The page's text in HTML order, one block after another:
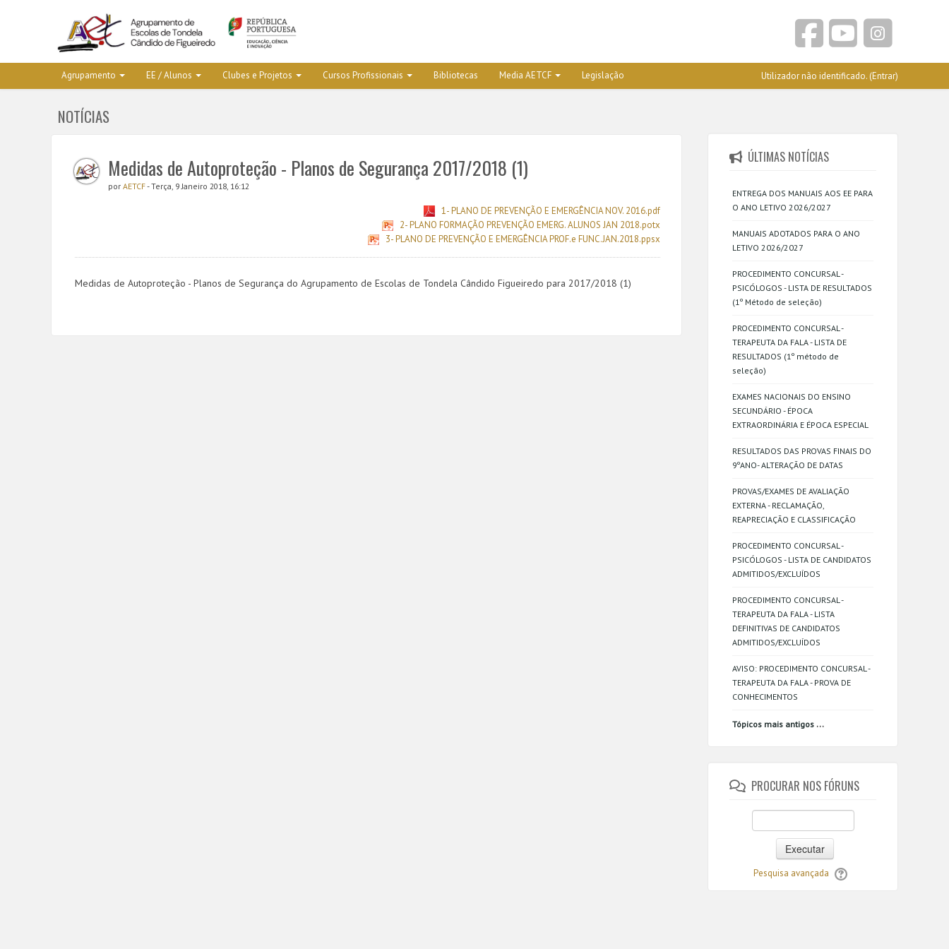
Agrupamento EE / Alunos Clubes e Projetos Cursos Profissionais Bibliotecas Media AETCF Legislação Utilizador não identificado. (Entrar)
NOTÍCIAS
Medidas de Autoproteção - Planos de Segurança 2017/2018 (1)
por AETCF- Terça, 9 Janeiro 2018, 16:12
1- PLANO DE PREVENÇÃO E EMERGÊNCIA NOV. 2016.pdf
2- PLANO FORMAÇÃO PREVENÇÃO EMERG. ALUNOS JAN 2018.potx
3- PLANO DE PREVENÇÃO E EMERGÊNCIA PROF.e FUNC.JAN.2018.ppsx
Medidas de Autoproteção - Planos de Segurança do Agrupamento de Escolas de Tondela Cândido Figueiredo para 2017/2018 (1)
ÚLTIMAS NOTÍCIAS
ENTREGA DOS MANUAIS AOS EE PARA
O ANO LETIVO 2026/2027
MANUAIS ADOTADOS PARA O ANO
LETIVO 2026/2027
PROCEDIMENTO CONCURSAL -
PSICÓLOGOS - LISTA DE RESULTADOS
(1º Método de seleção)
PROCEDIMENTO CONCURSAL -
TERAPEUTA DA FALA - LISTA DE
RESULTADOS (1º método de
seleção)
EXAMES NACIONAIS DO ENSINO
SECUNDÁRIO - ÉPOCA
EXTRAORDINÁRIA E ÉPOCA ESPECIAL
RESULTADOS DAS PROVAS FINAIS DO
9ºANO- ALTERAÇÃO DE DATAS
PROVAS/EXAMES DE AVALIAÇÃO
EXTERNA - RECLAMAÇÃO,
REAPRECIAÇÃO E CLASSIFICAÇÃO
PROCEDIMENTO CONCURSAL -
PSICÓLOGOS - LISTA DE CANDIDATOS
ADMITIDOS/EXCLUÍDOS
PROCEDIMENTO CONCURSAL -
TERAPEUTA DA FALA - LISTA
DEFINITIVAS DE CANDIDATOS
ADMITIDOS/EXCLUÍDOS
AVISO: PROCEDIMENTO CONCURSAL -
TERAPEUTA DA FALA - PROVA DE
CONHECIMENTOS
Tópicos mais antigos ...
PROCURAR NOS FÓRUNS
Executar
Pesquisa avançada